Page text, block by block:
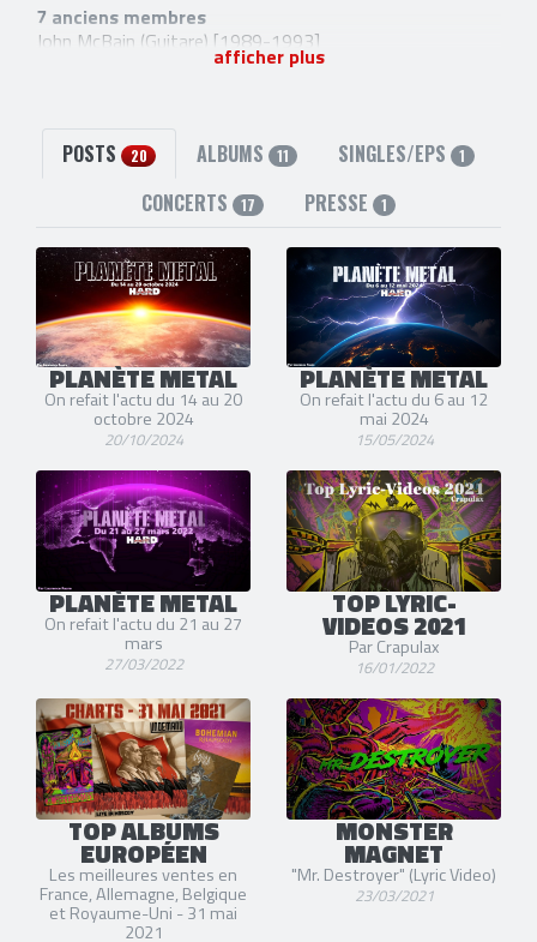
7 anciens membres
John McBain (Guitare) [1989-1993]
(Basse) [1989-1991]
Jim Baglino(Basse) [2001-2013]
3 liens externes
site officiel,facebookettwitter
afficher plus
POSTS 20 ALBUMS 11 SINGLES/EPS 1
CONCERTS 17 PRESSE 1
PLANÈTE METAL
On refait l'actu du 14 au 20
octobre 2024
20/10/2024
PLANÈTE METAL
On refait l'actu du 6 au 12
mai 2024
15/05/2024
PLANÈTE METAL
On refait l'actu du 21 au 27
mars
27/03/2022
TOP LYRIC-
VIDEOS 2021
Par Crapulax
16/01/2022
TOP ALBUMS
EUROPÉEN
Les meilleures ventes en
France, Allemagne, Belgique
et Royaume-Uni - 31 mai
2021
MONSTER
MAGNET
"Mr. Destroyer" (Lyric Video)
23/03/2021